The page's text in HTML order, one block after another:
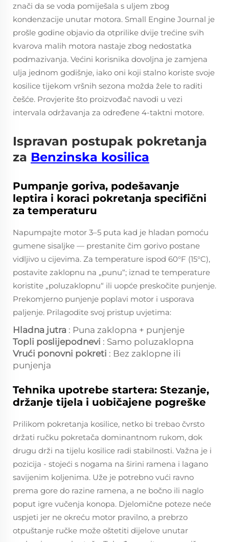
znači da se voda pomiješala s uljem zbog
kondenzacije unutar motora. Small Engine Journal je
prošle godine objavio da otprilike dvije trećine svih
kvarova malih motora nastaje zbog nedostatka
podmazivanja. Većini korisnika dovoljna je zamjena
ulja jednom godišnje, iako oni koji stalno koriste svoje
kosilice tijekom vršnih sezona možda žele to raditi
češće. Provjerite što proizvođač navodi u vezi
intervala održavanja za određene 4-taktni motore.
Ispravan postupak pokretanja
za Benzinska kosilica
Pumpanje goriva, podešavanje
leptira i koraci pokretanja specifični
za temperaturu
Napumpajte motor 3–5 puta kad je hladan pomoću
gumene sisaljke — prestanite čim gorivo postane
vidljivo u cijevima. Za temperature ispod 60°F (15°C),
postavite zaklopnu na „punu“; iznad te temperature
koristite „poluzaklopnu“ ili uopće preskočite punjenje.
Prekomjerno punjenje poplavi motor i usporava
paljenje. Prilagodite svoj pristup uvjetima:
Hladna jutra : Puna zaklopna + punjenje
Topli poslijepodnevi : Samo poluzaklopna
Vrući ponovni pokreti : Bez zaklopne ili
punjenja
Tehnika upotrebe startera: Stezanje,
držanje tijela i uobičajene pogreške
Prilikom pokretanja kosilice, netko bi trebao čvrsto
držati ručku pokretača dominantnom rukom, dok
drugu drži na tijelu kosilice radi stabilnosti. Važna je i
pozicija - stojeći s nogama na širini ramena i lagano
savijenim koljenima. Uže je potrebno vući ravno
prema gore do razine ramena, a ne bočno ili naglo
poput igre vučenja konopa. Djelomične poteze neće
uspjeti jer ne okreću motor pravilno, a prebrzo
otpuštanje ručke može oštetiti dijelove unutar